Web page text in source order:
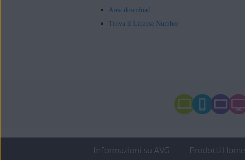
Area download
Trova il License Number
Informazioni su AVG Prodotti Home